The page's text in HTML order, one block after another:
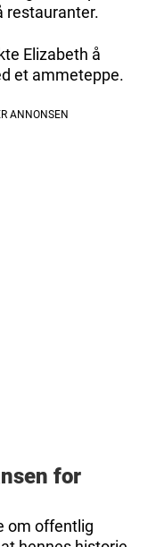
restauranter.
Elizabeth å
et ammeteppe.
for
om offentlig